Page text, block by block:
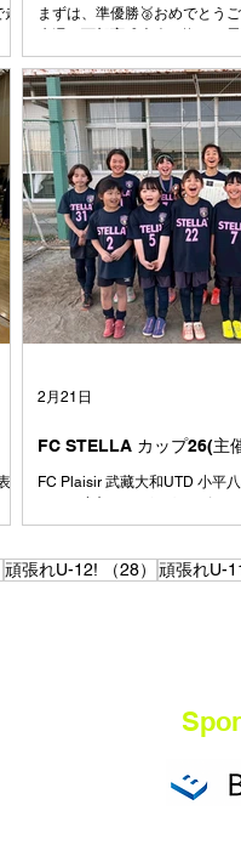
まずは、準優勝🥈おめでとう
ために全ての試合を全力で臨
大会で有終の美を飾って新年
るように優勝目指して臨むこ
た⚽️ 課題であった試合の入り
よく声も出ていたし、コミュ
と思います👍 2試合目、３試合
ントロールに波があるのは今
も、1日を通してよく走り、よ
戦したチームもよいチームばか
クトし、上手さや強さを持つ
どん吸収して、より成長して
で、それぞれの選手ごとにで
と思います👍が、周りを見る
たくさんいます⚽️ いまできて
にコーチ達
FC STELLA カップ26(主
FC Plaisir 武藏大和UTD 小平
ん、ご参加ありがとうございま
2月21日
29件の記事
頑張れU-12! （28） 28件の記事
頑張れU-